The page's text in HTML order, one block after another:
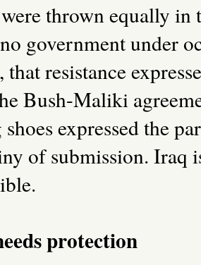
thrown equally
government under
resistance
Bush-Maliki
expressed the
of submission. Iraq
protection